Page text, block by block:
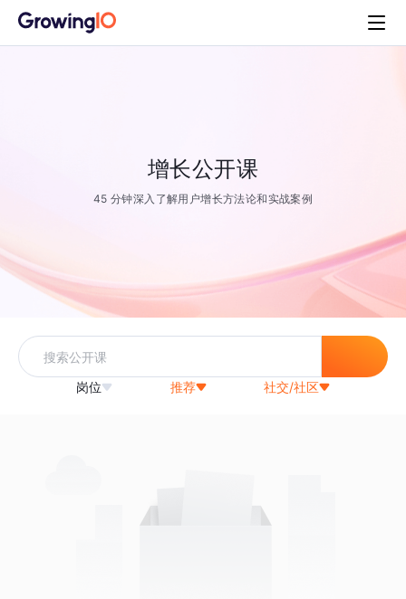
增长公开课
45 分钟深入了解用户增长方法论和实战案例
岗位 推荐 社交/社区